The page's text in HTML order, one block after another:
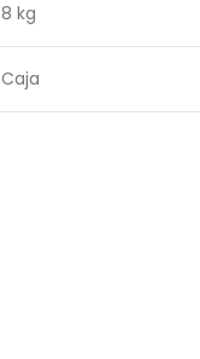
8 kg
Caja